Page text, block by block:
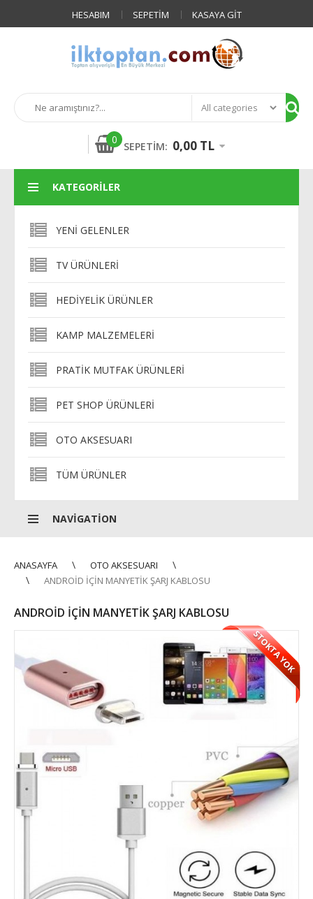
HESABIM SEPETIM KASAYA GIT
0
SEPETIM: 0,00 TL
KATEGORILER
YENI GELENLER
TV ÜRÜNLERI
HEDIYELIK ÜRÜNLER
KAMP MALZEMELERI
PRATIK MUTFAK ÜRÜNLERI
PET SHOP ÜRÜNLERI
OTO AKSESUARI
TÜM ÜRÜNLER
NAVIGATION
ANASAYFA
OTO AKSESUARI
ANDROID İÇIN MANYETIK ŞARJ KABLOSU
ANDROID İÇIN MANYETIK ŞARJ KABLOSU
STOKTA YOK